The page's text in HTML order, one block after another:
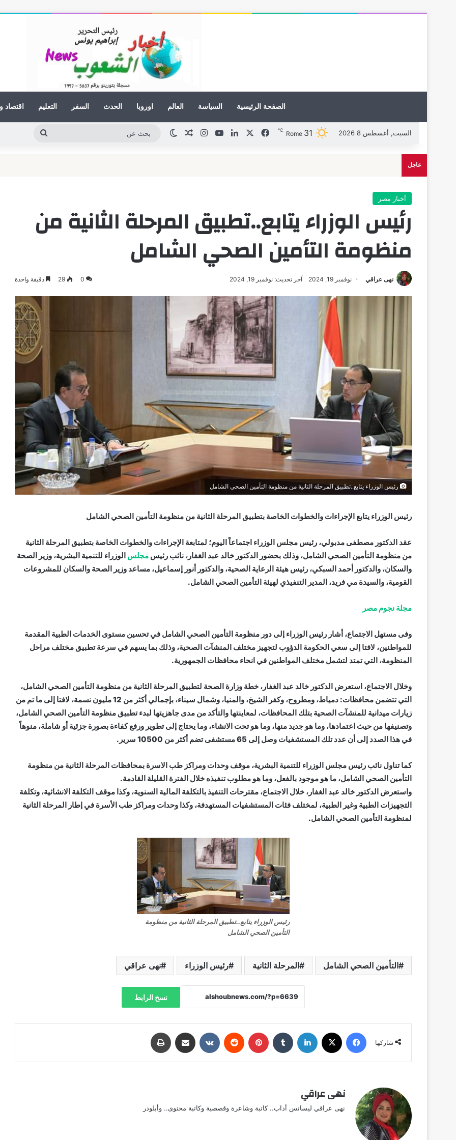
الصفحة الرئيسية السياسة العالم اوروبا الحدث السفر التعليم اقتصاد
السبت, أغسطس 8 2026 Rome 31
℃ فيسبوك لينكدإنيوتيوب انستقراممقال عشوائي
الوضع المظلم
عاجل
أخبار مصر
رئيس الوزراء يتابع..تطبيق المرحلة الثانية من
منظومة التأمين الصحي الشامل
نهى عراقي نوفمبر 19, 2024 آخر تحديث: نوفمبر 19, 2024 0
29 دقيقة واحدة
رئيس الوزراء يتابع..تطبيق المرحلة الثانية من منظومة التأمين الصحي الشامل
رئيس الوزراء يتابع الإجراءات والخطوات الخاصة بتطبيق المرحلة الثانية من منظومة التأمين الصحي الشامل
عقد الدكتور مصطفى مدبولي، رئيس مجلس الوزراء اجتماعاً اليوم؛ لمتابعة الإجراءات والخطوات الخاصة بتطبيق المرحلة الثانية
من منظومة التأمين الصحي الشامل، وذلك بحضور الدكتور خالد عبد الغفار، نائب رئيس مجلس الوزراء للتنمية البشرية، وزير الصحة
والسكان، والدكتور أحمد السبكي، رئيس هيئة الرعاية الصحية، والدكتور أنور إسماعيل، مساعد وزير الصحة والسكان للمشروعات
القومية، والسيدة مي فريد، المدير التنفيذي لهيئة التأمين الصحي الشامل.
مجلة نجوم مصر
وفى مستهل الاجتماع، أشار رئيس الوزراء إلى دور منظومة التأمين الصحي الشامل في تحسين مستوى الخدمات الطبية المقدمة
للمواطنين، لافتا إلى سعي الحكومة الدؤوب لتجهيز مختلف المنشآت الصحية، وذلك بما يسهم في سرعة تطبيق مختلف مراحل
المنظومة، التي تمتد لتشمل مختلف المواطنين في انحاء محافظات الجمهورية.
وخلال الاجتماع، استعرض الدكتور خالد عبد الغفار، خطة وزارة الصحة لتطبيق المرحلة الثانية من منظومة التأمين الصحي الشامل،
التي تتضمن محافظات: دمياط، ومطروح، وكفر الشيخ، والمنيا، وشمال سيناء، بإجمالي أكثر من 12 مليون نسمة، لافتا إلى ما تم من
زيارات ميدانية للمنشآت الصحية بتلك المحافظات، لمعاينتها والتأكد من مدى جاهزيتها لبدء تطبيق منظومة التأمين الصحي الشامل،
وتصنيفها من حيث اعتمادها، وما هو جديد منها، وما هو تحت الانشاء، وما يحتاج إلى تطوير ورفع كفاءة بصورة جزئية أو شاملة، منوهاً
في هذا الصدد إلى أن عدد تلك المستشفيات وصل إلى 65 مستشفى تضم أكثر من 10500 سرير.
كما تناول نائب رئيس مجلس الوزراء للتنمية البشرية، موقف وحدات ومراكز طب الاسرة بمحافظات المرحلة الثانية من منظومة
التأمين الصحي الشامل، ما هو موجود بالفعل، وما هو مطلوب تنفيذه خلال الفترة القليلة القادمة.
واستعرض الدكتور خالد عبد الغفار، خلال الاجتماع، مقترحات التنفيذ بالتكلفة المالية السنوية، وكذا موقف التكلفة الانشائية، وتكلفة
التجهيزات الطبية وغير الطبية، لمختلف فئات المستشفيات المستهدفة، وكذا وحدات ومراكز طب الأسرة في إطار المرحلة الثانية
لمنظومة التأمين الصحي الشامل.
رئيس الوزراء يتابع..تطبيق المرحلة الثانية من منظومة
التأمين الصحي الشامل
التأمين الصحي الشامل المرحلة الثانية رئيس الوزراء نهى عراقي
نسخ الرابط
شاركها
نهى عراقي
نهى عراقي ليسانس أداب.. كاتبة وشاعرة وقصصية وكاتبة محتوى.. وأبلودر